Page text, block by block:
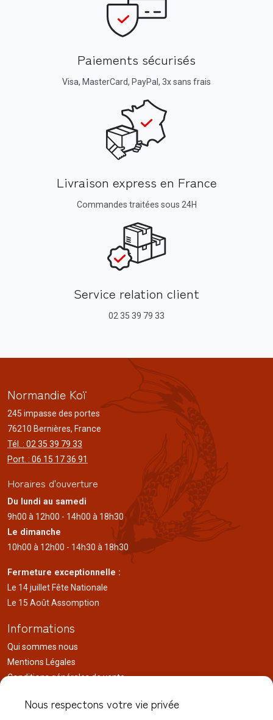
Paiements sécurisés
Visa, MasterCard, PayPal, 3x sans frais
Livraison express en France
Commandes traitées sous 24H
Service relation client
02 35 39 79 33
Normandie Koï
245 impasse des portes
76210 Bernières, France
Tél. : 02 35 39 79 33
Port. : 06 15 17 36 91
Horaires d'ouverture
Du lundi au samedi
9h00 à 12h00 - 14h00 à 18h30
Le dimanche
10h00 à 12h00 - 14h30 à 18h30
Fermeture exceptionnelle :
Le 14 juillet Fête Nationale
Le 15 Août Assomption
Informations
Qui sommes nous
Mentions Légales
Conditions générales de vente
Actualités
Nous respectons votre vie privée